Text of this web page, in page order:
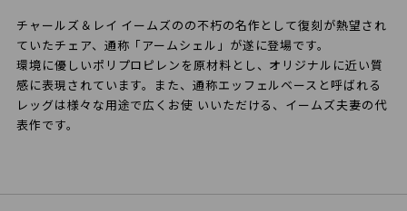
チャールズ＆レイ イームズのの不朽の名作として復刻が熱望され
ていたチェア、通称「アームシェル」が遂に登場です。
環境に優しいポリプロピレンを原材料とし、オリジナルに近い質
感に表現されています。また、通称エッフェルベースと呼ばれる
レッグは様々な用途で広くお使 いいただける、イームズ夫妻の代
表作です。